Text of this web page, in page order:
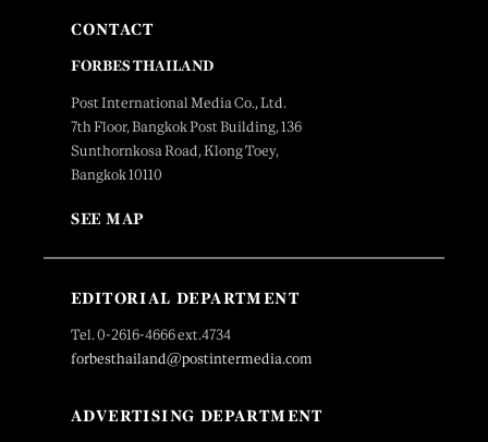
CONTACT
FORBES THAILAND
Post International Media Co., Ltd.
7th Floor, Bangkok Post Building, 136
Sunthornkosa Road, Klong Toey,
Bangkok 10110
SEE MAP
EDITORIAL DEPARTMENT
Tel. 0-2616-4666 ext.4734
forbesthailand@postintermedia.com
ADVERTISING DEPARTMENT